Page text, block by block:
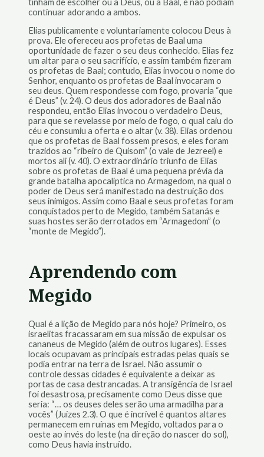
continuar adorando a ambos.
Elias publicamente e voluntariamente colocou Deus à
prova. Ele ofereceu aos profetas de Baal uma
oportunidade de fazer o seu deus conhecido. Elias fez
um altar para o seu sacrifício, e assim também fizeram
os profetas de Baal; contudo, Elias invocou o nome do
Senhor, enquanto os profetas de Baal invocaram o
seu deus. Quem respondesse com fogo, provaria “que
é Deus” (v. 24). O deus dos adoradores de Baal não
respondeu, então Elias invocou o verdadeiro Deus,
para que se revelasse por meio de fogo, o qual caiu do
céu e consumiu a oferta e o altar (v. 38). Elias ordenou
que os profetas de Baal fossem presos, e eles foram
trazidos ao “ribeiro de Quisom” (o vale de Jezreel) e
mortos ali (v. 40). O extraordinário triunfo de Elias
sobre os profetas de Baal é uma pequena prévia da
grande batalha apocalíptica no Armagedom, na qual o
poder de Deus será manifestado na destruição dos
seus inimigos. Assim como Baal e seus profetas foram
conquistados perto de Megido, também Satanás e
suas hostes serão derrotados em “Armagedom” (o
“monte de Megido”).
Aprendendo com
Megido
Qual é a lição de Megido para nós hoje? Primeiro, os
israelitas fracassaram em sua missão de expulsar os
cananeus de Megido (além de outros lugares). Esses
locais ocupavam as principais estradas pelas quais se
podia entrar na terra de Israel. Não assumir o
controle dessas cidades é equivalente a deixar as
portas de casa destrancadas. A transigência de Israel
foi desastrosa, precisamente como Deus disse que
seria: “… os deuses deles serão uma armadilha para
vocês” (Juízes 2.3). O que é incrível é quantos altares
permanecem em ruínas em Megido, voltados para o
oeste ao invés do leste (na direção do nascer do sol),
como Deus havia instruído.